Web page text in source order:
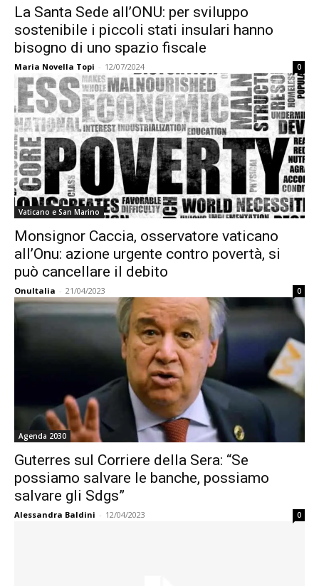
La Santa Sede all’ONU: per sviluppo
sostenibile i piccoli stati insulari hanno
bisogno di uno spazio fiscale
Maria Novella Topi - 12/07/2024 0
Vaticano e San Marino
Monsignor Caccia, osservatore vaticano
all’Onu: azione urgente contro povertà, si
può cancellare il debito
OnuItalia - 21/04/2023 0
Agenda 2030
Guterres sul Corriere della Sera: “Se
possiamo salvare le banche, possiamo
salvare gli Sdgs”
Alessandra Baldini - 12/04/2023 0